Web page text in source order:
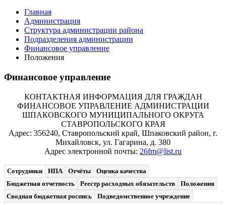
Главная
Администрация
Структура администрации района
Подразделения администрации
Финансовое управление
Положения
Финансовое управление
КОНТАКТНАЯ ИНФОРМАЦИЯ ДЛЯ ГРАЖДАН
ФИНАНСОВОЕ УПРАВЛЕНИЕ АДМИНИСТРАЦИИ
ШПАКОВСКОГО МУНИЦИПАЛЬНОГО ОКРУГА
СТАВРОПОЛЬСКОГО КРАЯ
Адрес: 356240, Ставропольский край, Шпаковский район, г.
Михайловск, ул. Гагарина, д. 380
Адрес электронной почты: 26fm@list.ru
Сотрудники НПА Отчёты
Оценка качества
Бюджетная отчетность
Реестр расходных обязательств
Положения
Сводная бюджетная роспись
Подведомственное учреждение